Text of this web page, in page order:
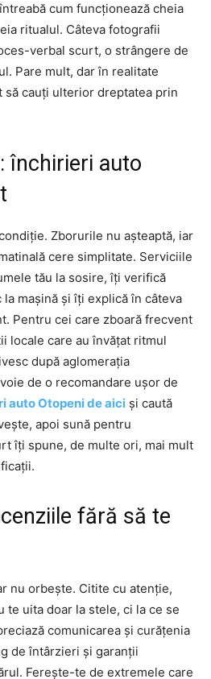
cum funcționează cheia
ritualul. Câteva fotografii
verbal scurt, o strângere de
Pare mult, dar în realitate
să cauți ulterior dreptatea prin
închirieri auto
Zborurile nu așteaptă, iar
cere simplitate. Serviciile
tău la sosire, îți verifică
mașină și îți explică în câteva
Pentru cei care zboară frecvent
locale care au învățat ritmul
după aglomerația
de o recomandare ușor de
auto Otopeni de aici și caută
apoi sună pentru
îți spune, de multe ori, mai mult
fără să te
nu orbește. Citite cu atenție,
te uita doar la stele, ci la ce se
comunicarea și curățenia
de întârzieri și garanții
Ferește-te de extremele care